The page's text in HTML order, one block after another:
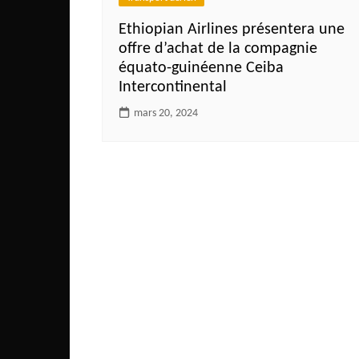
Djibouti
Egypte
Ethiopian Airlines présentera une
offre d’achat de la compagnie
équato-guinéenne Ceiba
Intercontinental
mars 20, 2024